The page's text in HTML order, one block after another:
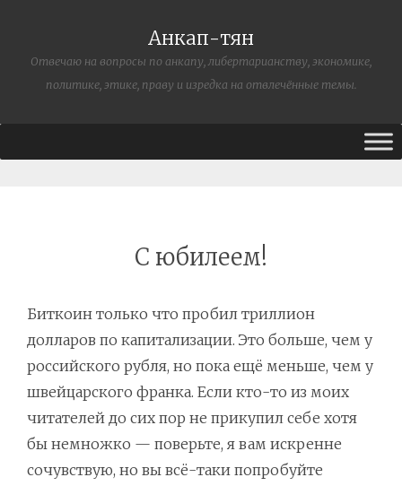
Анкап-тян
Отвечаю на вопросы по анкапу, либертарианству, экономике,
политике, этике, праву и изредка на отвлечённые темы.
С юбилеем!
Биткоин только что пробил триллион
долларов по капитализации. Это больше, чем у
российского рубля, но пока ещё меньше, чем у
швейцарского франка. Если кто-то из моих
читателей до сих пор не прикупил себе хотя
бы немножко — поверьте, я вам искренне
сочувствую, но вы всё-таки попробуйте